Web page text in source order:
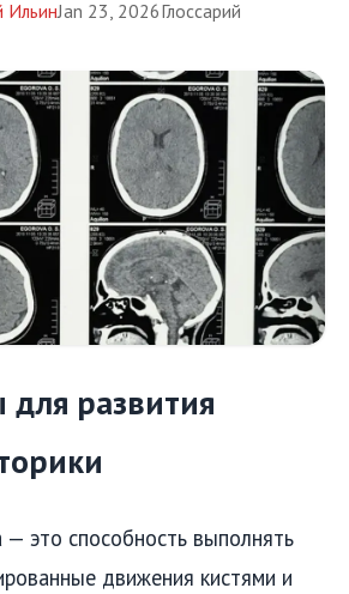
ИльинJan 23, 2026Глоссарий
развития
это способность выполнять
движения кистями и